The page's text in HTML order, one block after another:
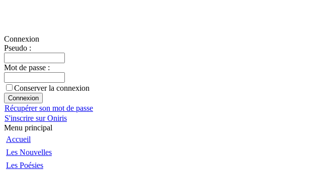
Connexion
Pseudo :
Mot de passe :
Conserver la connexion
Récupérer son mot de passe
S'inscrire sur Oniris
Menu principal
Accueil
Les Nouvelles
Les Poésies